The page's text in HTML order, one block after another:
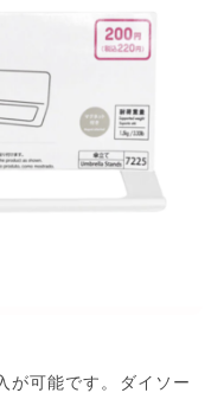
可能です。ダイソー